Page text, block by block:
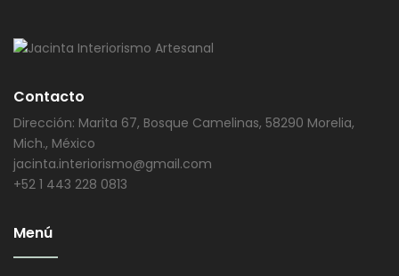
Contacto
Dirección: Marita 67, Bosque Camelinas, 58290 Morelia,
Mich., México
jacinta.interiorismo@gmail.com
+52 1 443 228 0813
Menú